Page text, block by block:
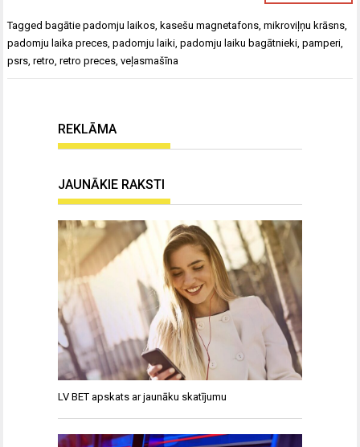
Taggedbagātie padomju laikos ,kasešu magnetafons ,mikroviļņu krāsns
padomju laika preces ,padomju laiki ,padomju laiku bagātnieki ,pamperi
psrs ,retro ,retro preces ,veļasmašīna
REKLĀMA
JAUNĀKIE RAKSTI
LV BET apskats ar jaunāku skatījumu